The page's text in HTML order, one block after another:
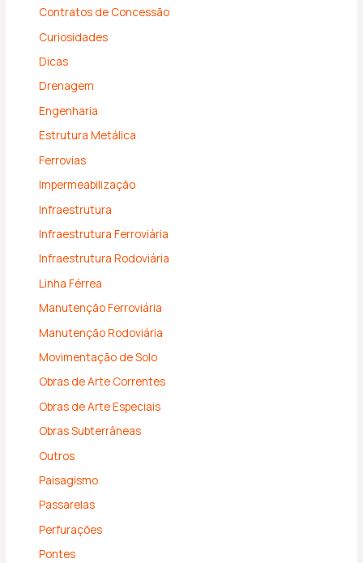
Contratos de Concessão
Curiosidades
Dicas
Drenagem
Engenharia
Estrutura Metálica
Ferrovias
Impermeabilização
Infraestrutura
Infraestrutura Ferroviária
Infraestrutura Rodoviária
Linha Férrea
Manutenção Ferroviária
Manutenção Rodoviária
Movimentação de Solo
Obras de Arte Correntes
Obras de Arte Especiais
Obras Subterrâneas
Outros
Paisagismo
Passarelas
Perfurações
Pontes